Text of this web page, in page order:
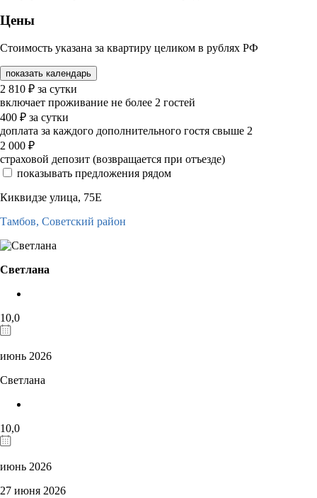
Цены
Стоимость указана за квартиру целиком в рублях РФ
показать календарь
2 810 ₽ за сутки
включает проживание не более 2 гостей
400 ₽ за сутки
доплата за каждого дополнительного гостя свыше 2
2 000 ₽
страховой депозит (возвращается при отъезде)
показывать предложения рядом
Киквидзе улица, 75Е
Тамбов, Советский район
Светлана
10,0
июнь 2026
Светлана
10,0
июнь 2026
27 июня 2026